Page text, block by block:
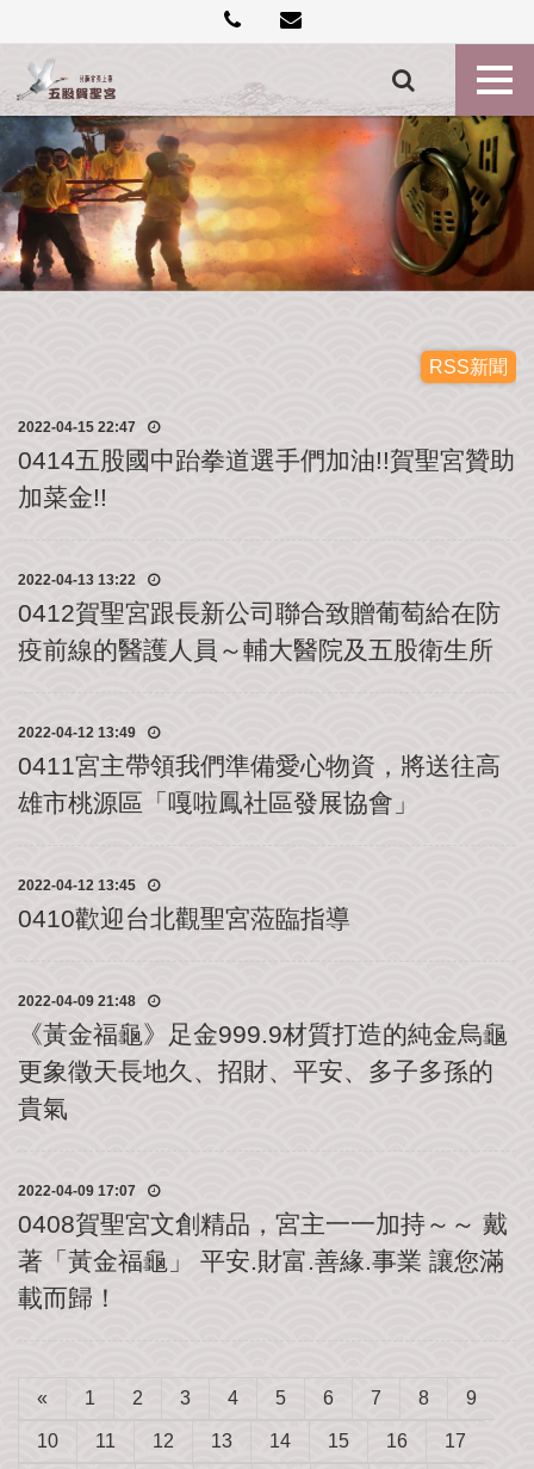
記
事
各
殿
神
尊
最
禮
斗
點
燈
益
社
花
絮
年
農
聯
絡
我
們
RSS新聞
2022-04-15 22:47
0414五股國中跆拳道選手們加油!!賀聖宮贊助
加菜金!!
2022-04-13 13:22
0412賀聖宮跟長新公司聯合致贈葡萄給在防
疫前線的醫護人員～輔大醫院及五股衛生所
2022-04-12 13:49
0411宮主帶領我們準備愛心物資，將送往高
雄市桃源區「嘎啦鳳社區發展協會」
2022-04-12 13:45
0410歡迎台北觀聖宮蒞臨指導
2022-04-09 21:48
《黃金福龜》足金999.9材質打造的純金烏龜
更象徵天長地久、招財、平安、多子多孫的
貴氣
2022-04-09 17:07
0408賀聖宮文創精品，宮主一一加持～～ 戴
著「黃金福龜」 平安.財富.善緣.事業 讓您滿
載而歸！
« 1 2 3 4 5 6 7 8 9
10 11 12 13 14 15 16 17